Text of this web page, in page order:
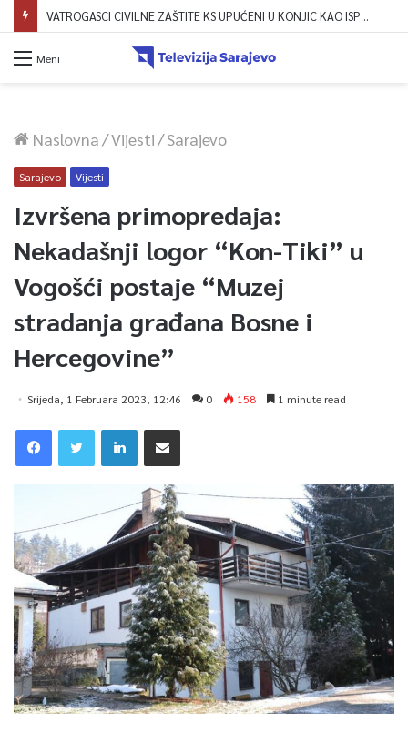
VATROGASCI CIVILNE ZAŠTITE KS UPUĆENI U KONJIC KAO ISPOMOĆ U GAŠENJU POŽARA
Meni
Naslovna/Vijesti/Sarajevo
Sarajevo Vijesti
Izvršena primopredaja:
Nekadašnji logor “Kon-Tiki” u
Vogošći postaje “Muzej
stradanja građana Bosne i
Hercegovine”
Srijeda, 1 Februara 2023, 12:46 0 158 1 minute read